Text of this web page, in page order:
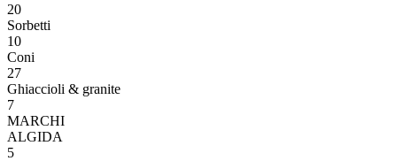
20
Sorbetti
10
Coni
27
Ghiaccioli & granite
7
MARCHI
ALGIDA
5